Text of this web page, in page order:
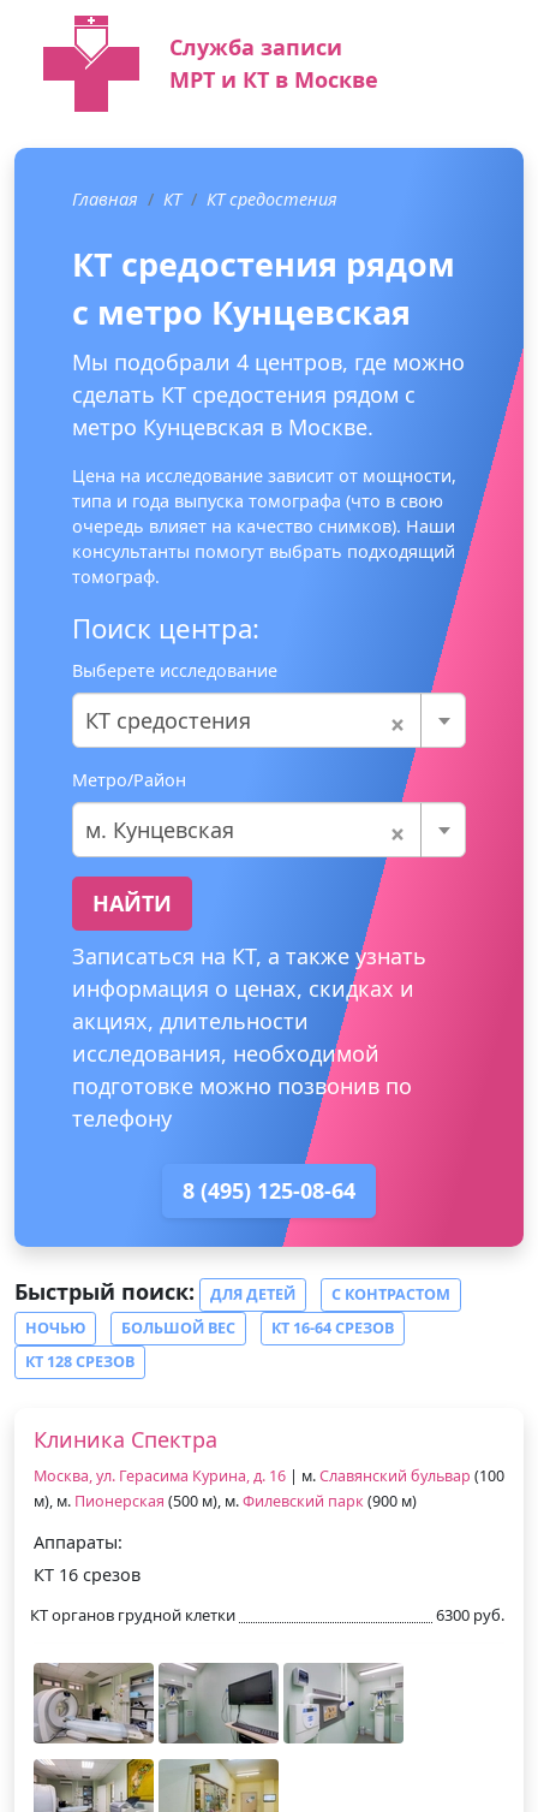
Служба записи
МРТ и КТ в Москве
Главная КТ КТ средостения
КТ средостения рядом
с метро Кунцевская
Мы подобрали 4 центров, где можно
сделать КТ средостения рядом с
метро Кунцевская в Москве.
Цена на исследование зависит от мощности,
типа и года выпуска томографа (что в свою
очередь влияет на качество снимков). Наши
консультанты помогут выбрать подходящий
томограф.
Поиск центра:
Выберете исследование
×
КТ средостения
Метро/Район
×
м. Кунцевская
НАЙТИ
Записаться на КТ, а также узнать
информация о ценах, скидках и
акциях, длительности
исследования, необходимой
подготовке можно позвонив по
телефону
8 (495) 125-08-64
Быстрый поиск: ДЛЯ ДЕТЕЙ
С КОНТРАСТОМ
НОЧЬЮ
БОЛЬШОЙ ВЕС
КТ 16-64 СРЕЗОВ
КТ 128 СРЕЗОВ
Клиника Спектра
Москва, ул. Герасима Курина, д. 16 | м.Славянский бульвар (100
м), м. Пионерская (500 м), м.Филевский парк(900 м)
Аппараты:
КТ 16 срезов
КТ органов грудной клетки 6300 руб.